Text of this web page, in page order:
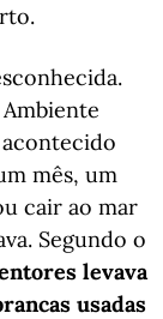
mês, um
cair ao mar
Segundo o
levava
usadas